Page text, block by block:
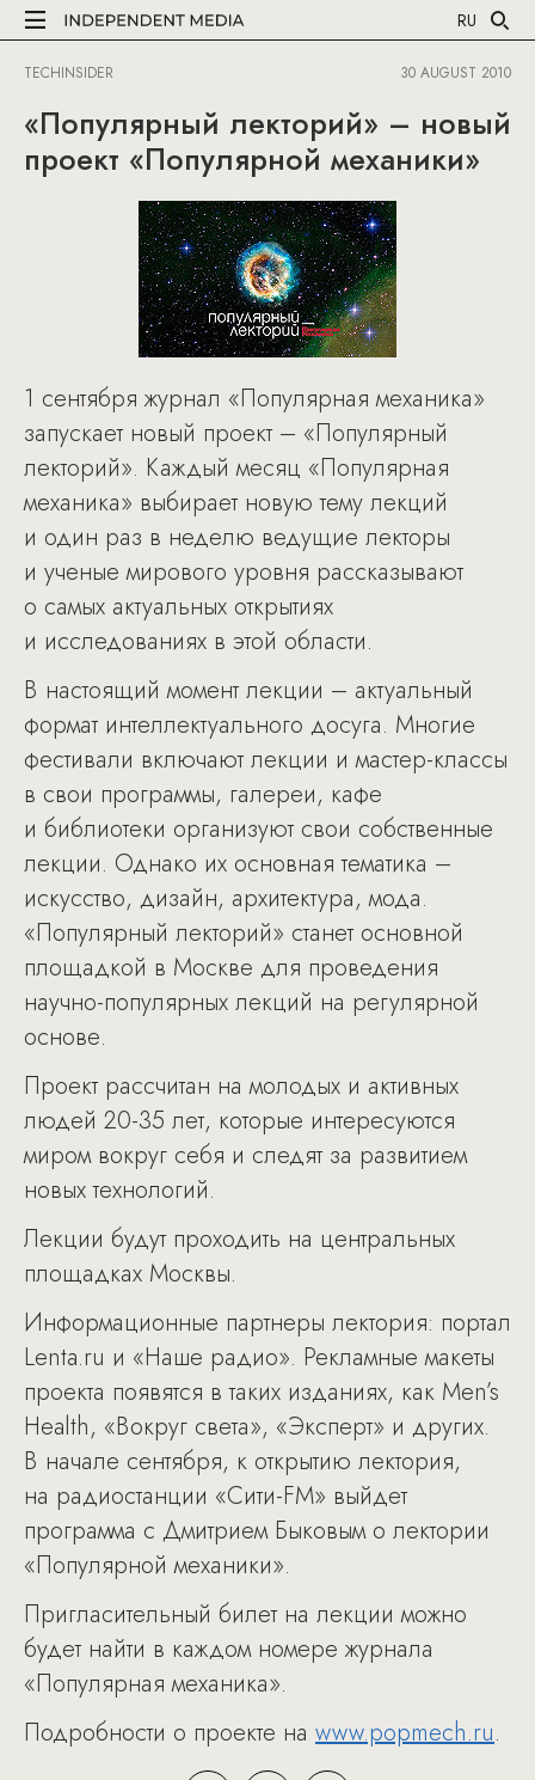
RU
TECHINSIDER 30 AUGUST 2010
«Популярный лекторий» – новый
проект «Популярной механики»
1 сентября журнал «Популярная механика»
запускает новый проект – «Популярный
лекторий». Каждый месяц «Популярная
механика» выбирает новую тему лекций
и один раз в неделю ведущие лекторы
и ученые мирового уровня рассказывают
о самых актуальных открытиях
и исследованиях в этой области.
В настоящий момент лекции – актуальный
формат интеллектуального досуга. Многие
фестивали включают лекции и мастер-классы
в свои программы, галереи, кафе
и библиотеки организуют свои собственные
лекции. Однако их основная тематика –
искусство, дизайн, архитектура, мода.
«Популярный лекторий» станет основной
площадкой в Москве для проведения
научно-популярных лекций на регулярной
основе.
Проект рассчитан на молодых и активных
людей 20-35 лет, которые интересуются
миром вокруг себя и следят за развитием
новых технологий.
Лекции будут проходить на центральных
площадках Москвы.
Информационные партнеры лектория: портал
Lenta.ru и «Наше радио». Рекламные макеты
проекта появятся в таких изданиях, как Men’s
Health, «Вокруг света», «Эксперт» и других.
В начале сентября, к открытию лектория,
на радиостанции «Сити-FM» выйдет
программа с Дмитрием Быковым о лектории
«Популярной механики».
Пригласительный билет на лекции можно
будет найти в каждом номере журнала
«Популярная механика».
Подробности о проекте на www.popmech.ru.